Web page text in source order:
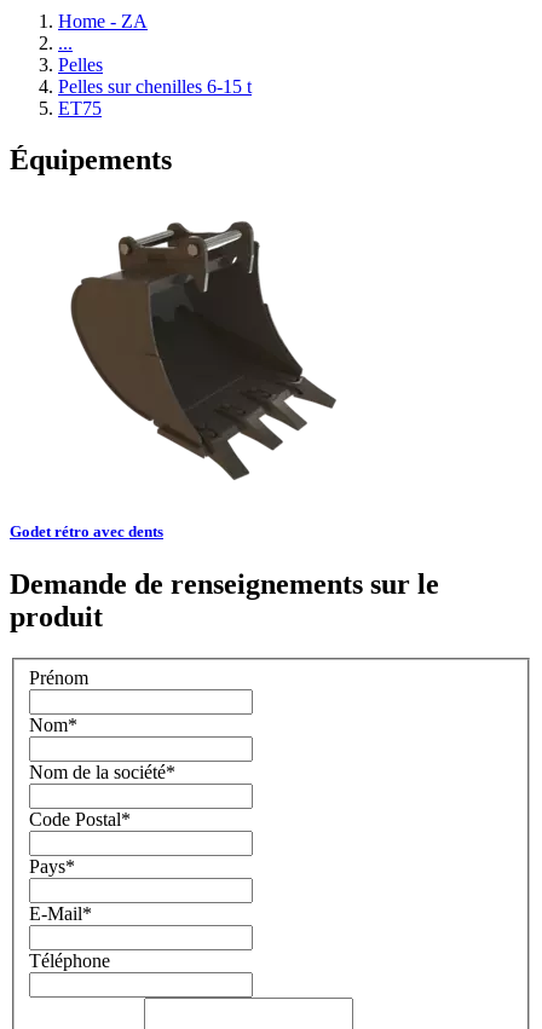
Home - ZA
...
Pelles
Pelles sur chenilles 6-15 t
ET75
Équipements
Godet rétro avec dents
Demande de renseignements sur le
produit
Prénom
Nom*
Nom de la société*
Code Postal*
Pays*
E-Mail*
Téléphone